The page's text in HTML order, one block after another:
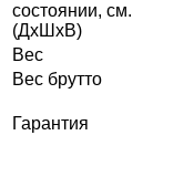
состоянии, см.
(ДхШхВ)
Вес
Вес брутто
Гарантия